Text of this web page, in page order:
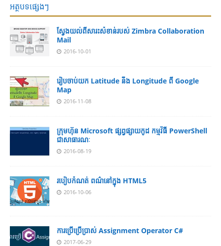
អត្ថបទផ្សេងៗ
ស្វែងយល់ពីសារះសំខាន់របស់ Zimbra Collaboration
Mail
2016-10-01
រៀបចាប់យក Latitude នឹង Longitude ពី Google
Map
2016-11-08
ក្រុមហ៊ុន Microsoft ផ្សព្វផ្សាយកូដ កម្មវិធី PowerShell
ជាសាធារណៈ
2016-08-19
របៀបកំណត់ ពណ៌នៅក្នុង HTML5
2016-10-06
ការប្រើប្រើប្រាស់ Assignment Operator C#
2017-06-29